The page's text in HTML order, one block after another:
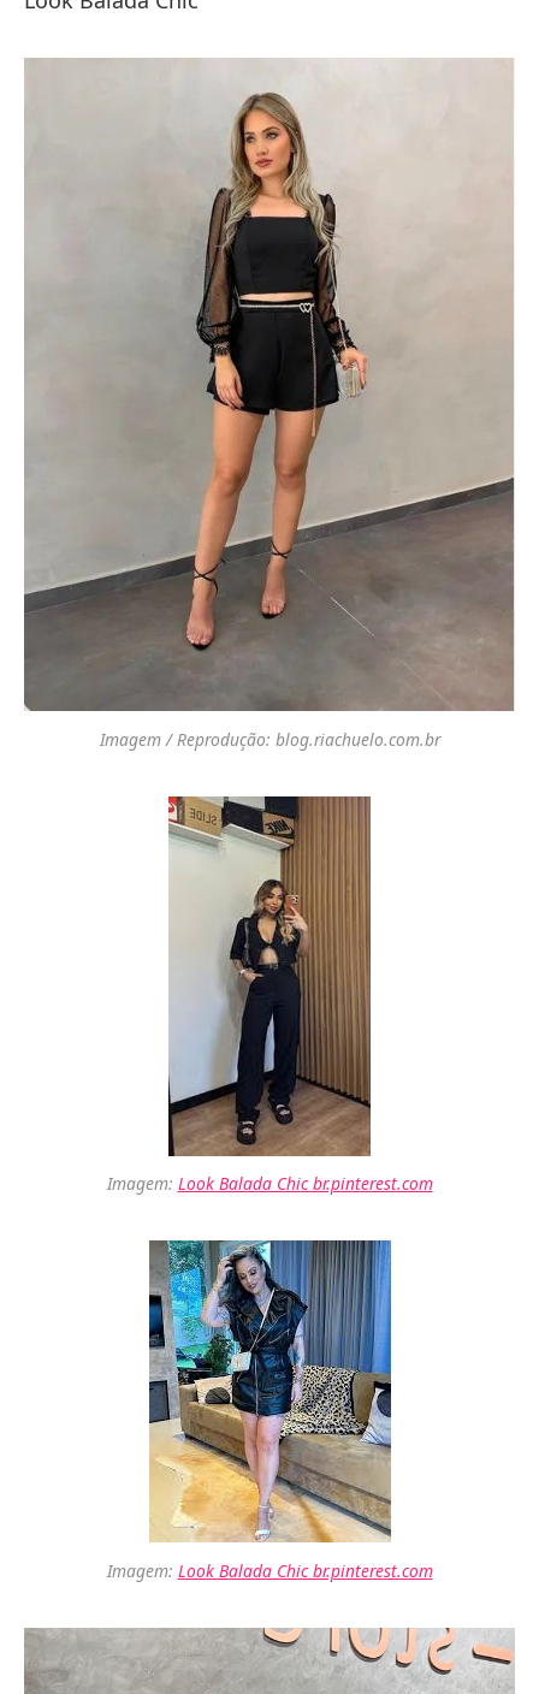
Imagem / Reprodução: blog.riachuelo.com.br
Imagem: Look Balada Chic br.pinterest.com
Imagem: Look Balada Chic br.pinterest.com